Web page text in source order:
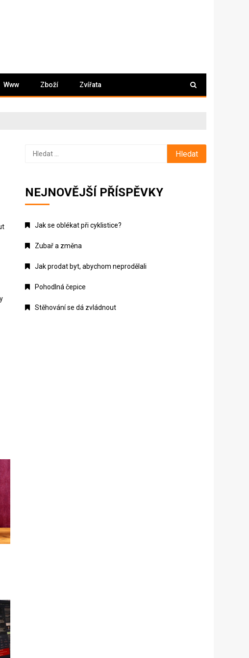
Www Zboží Zvířata
Vyhledávání
NEJNOVĚJŠÍ PŘÍSPĚVKY
Jak se oblékat při cyklistice?
Zubař a změna
Jak prodat byt, abychom neprodělali
Pohodlná čepice
Stěhování se dá zvládnout